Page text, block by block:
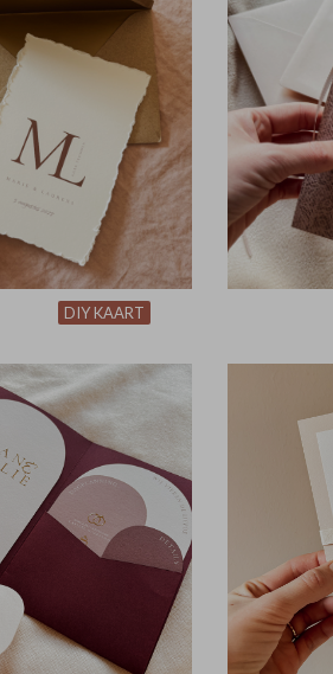
DIY KAART